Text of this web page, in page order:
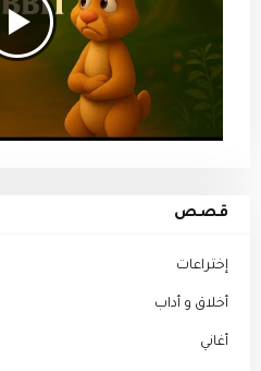
قصص
إختراعات
أخلاق و أداب
أغاني